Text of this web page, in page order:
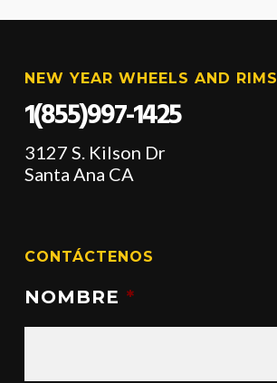
NEW YEAR WHEELS AND RIMS
1(855)997-1425
3127 S. Kilson Dr
Santa Ana CA
CONTÁCTENOS
NOMBRE *